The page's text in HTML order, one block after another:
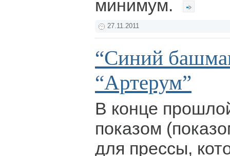
минимум.
27.11.2011
“Синий
“Артерум”
В конце
показом
для прессы,